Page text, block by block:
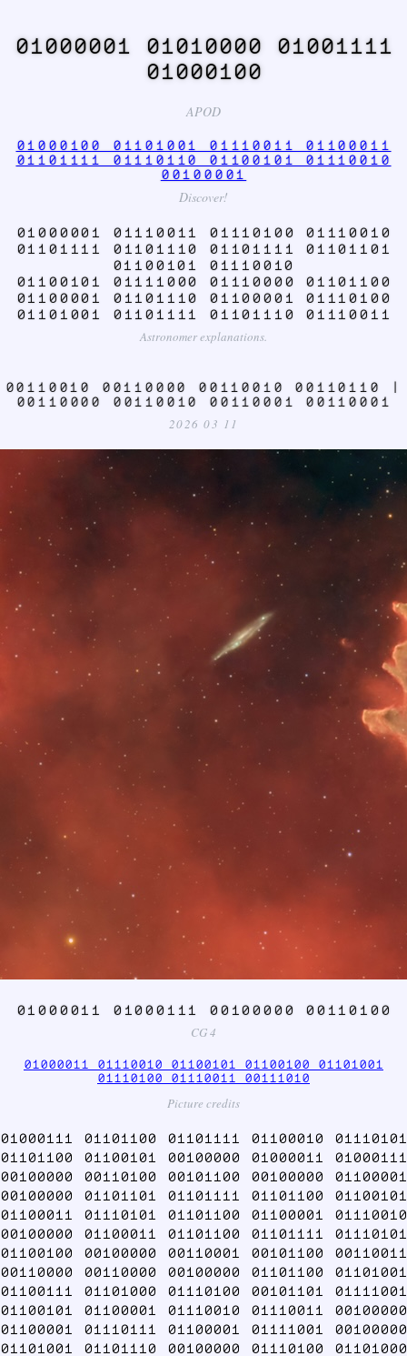
01000001 01010000 01001111
01000100
APOD
01000100 01101001 01110011 01100011
01101111 01110110 01100101 01110010
00100001
Discover!
01000001 01110011 01110100 01110010
01101111 01101110 01101111 01101101
01100101 01110010
01100101 01111000 01110000 01101100
01100001 01101110 01100001 01110100
01101001 01101111 01101110 01110011
Astronomer explanations.
00110010 00110000 00110010 00110110 |
00110000 00110010 00110001 00110001
2026 03 11
01000011 01000111 00100000 00110100
CG 4
01000011 01110010 01100101 01100100 01101001
01110100 01110011 00111010
Picture credits
01000111 01101100 01101111 01100010 01110101
01101100 01100101 00100000 01000011 01000111
00100000 00110100 00101100 00100000 01100001
00100000 01101101 01101111 01101100 01100101
01100011 01110101 01101100 01100001 01110010
00100000 01100011 01101100 01101111 01110101
01100100 00100000 00110001 00101100 00110011
00110000 00110000 00100000 01101100 01101001
01100111 01101000 01110100 00101101 01111001
01100101 01100001 01110010 01110011 00100000
01100001 01110111 01100001 01111001 00100000
01101001 01101110 00100000 01110100 01101000